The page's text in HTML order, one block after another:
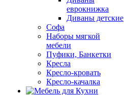
еврокнижка
Диваны детские
Софа
Наборы мягкой
мебели
Пуфики, Банкетки
Кресла
Кресло-кровать
Кресло-качалка